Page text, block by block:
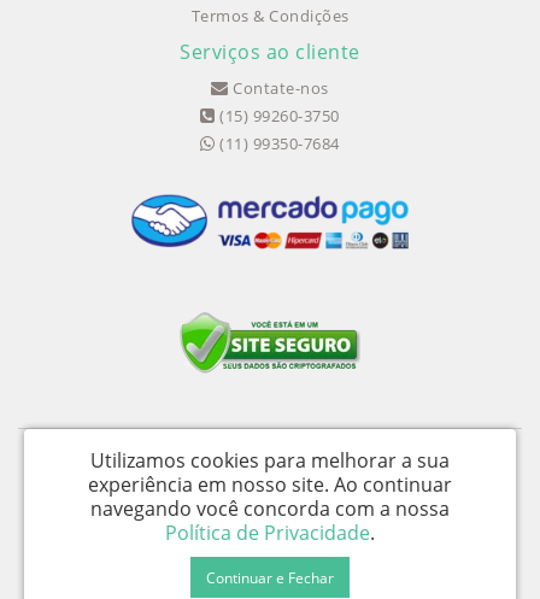
Termos & Condições
Serviços ao cliente
Contate-nos
(15) 99260-3750
(11) 99350-7684
Medical Shopping Produtos Hospitalares Ltda - CNPJ: 04.656.390/0002-94 -
I.E.: 358058050115
Av. Wika Úrsula Wiegand, 139 - Galpão D - Iperó / SP - CEP 18560-477 -
Medical Shopping © 2026
Utilizamos cookies para melhorar a sua
experiência em nosso site. Ao continuar
navegando você concorda com a nossa
Política de Privacidade.
Continuar e Fechar